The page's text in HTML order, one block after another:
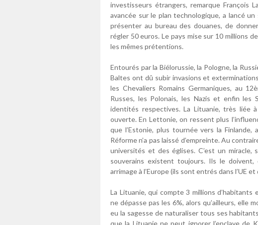
investisseurs étrangers, remarque François
avancée sur le plan technologique, a lancé
présenter au bureau des douanes, de
régler 50 euros. Le pays mise sur 10 millions
les mêmes prétentions.
Entourés par la Biélorussie, la Pologne, la
Baltes ont dû subir invasions et
les Chevaliers Romains Germaniques, au
Russes, les Polonais, les Nazis et enfin les
identités respectives. La Lituanie, très liée
ouverte. En Lettonie, on ressent plus
que l’Estonie, plus tournée vers la
Réforme n’a pas laissé d’empreinte. Au
universités et des églises. C’est un miracle,
souverains existent toujours. Ils le
arrimage à l’Europe (ils sont entrés dans l’UE et
La Lituanie, qui compte 3 millions
ne dépasse pas les 6%, alors qu’ailleurs, elle
eu la sagesse de naturaliser tous ses
que la Lituanie ne peut ignorer l’enclave de